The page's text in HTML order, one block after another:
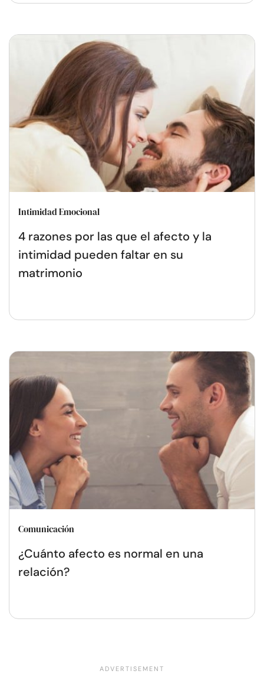
Intimidad Emocional
4 razones por las que el afecto y la
intimidad pueden faltar en su
matrimonio
Comunicación
¿Cuánto afecto es normal en una
relación?